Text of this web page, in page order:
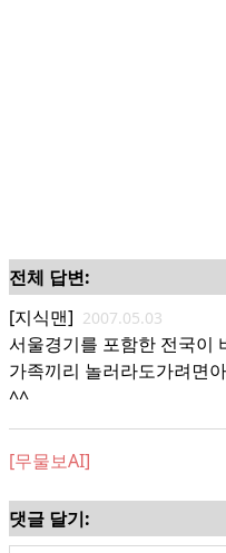
전체 답변:
[지식맨] 2007.05.03
서울경기를 포함한 전국이
가족끼리 놀러라도가려면
^^
[무물보AI]
댓글 달기: